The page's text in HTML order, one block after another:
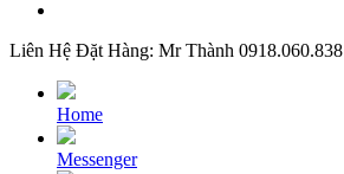
Liên Hệ Đặt Hàng: Mr Thành 0918.060.838
Home
Messenger